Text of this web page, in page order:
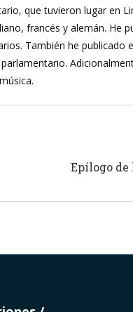
que tuvieron lugar en
francés y alemán. He
También he publicado
Epílogo de